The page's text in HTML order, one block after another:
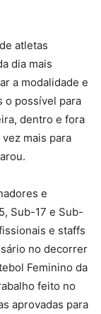
atletas
dia mais
a modalidade e
o possível para
dentro e fora
mais para
e
Sub-17 e Sub-
e staffs
no decorrer
Feminino da
feito no
aprovadas para